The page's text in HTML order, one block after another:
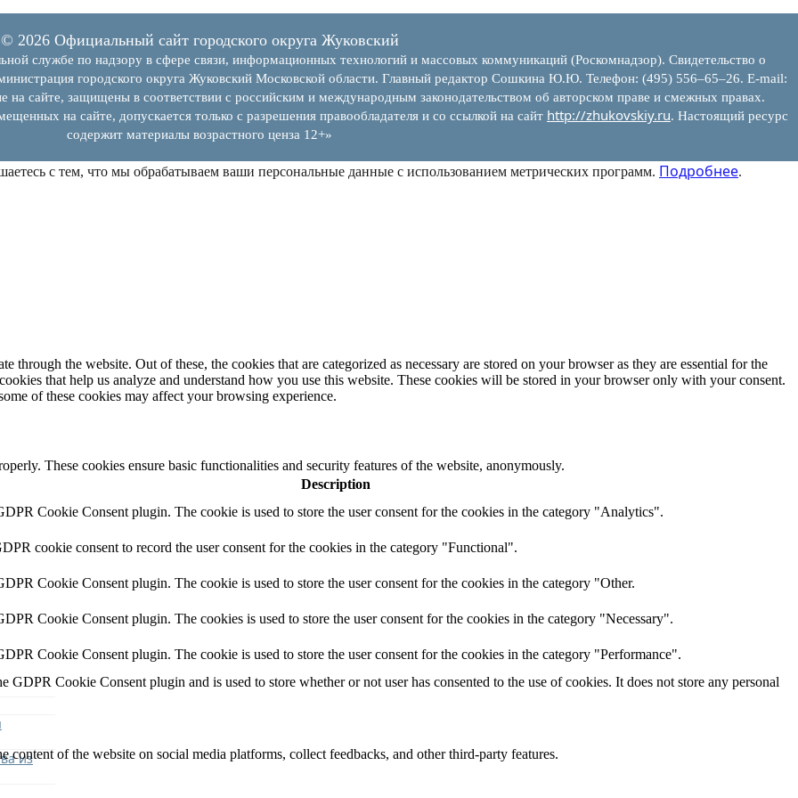
из
© 2026 Официальный сайт городского округа Жуковский
службе по надзору в сфере связи, информационных технологий и массовых коммуникаций (Роскомнадзор). Свидетельство о
городского округа Жуковский Московской области. Главный редактор Сошкина Ю.Ю. Телефон: (495) 556–65–26. E‑mail:
на сайте, защищены в соответствии с российским и международным законодательством об авторском праве и смежных правах.
на сайте, допускается только с разрешения правообладателя и со ссылкой на сайт http://zhukovskiy.ru. Настоящий ресурс
содержит материалы возрастного ценза 12+»
с тем, что мы обрабатываем ваши персональные данные с использованием метрических программ. Подробнее.
the website. Out of these, the cookies that are categorized as necessary are stored on your browser as they are essential for the
that help us analyze and understand how you use this website. These cookies will be stored in your browser only with your consent.
of these cookies may affect your browsing experience.
These cookies ensure basic functionalities and security features of the website, anonymously.
Description
Cookie Consent plugin. The cookie is used to store the user consent for the cookies in the category "Analytics".
cookie consent to record the user consent for the cookies in the category "Functional".
Cookie Consent plugin. The cookie is used to store the user consent for the cookies in the category "Other.
Cookie Consent plugin. The cookies is used to store the user consent for the cookies in the category "Necessary".
Cookie Consent plugin. The cookie is used to store the user consent for the cookies in the category "Performance".
GDPR Cookie Consent plugin and is used to store whether or not user has consented to the use of cookies. It does not store any personal
of the website on social media platforms, collect feedbacks, and other third-party features.